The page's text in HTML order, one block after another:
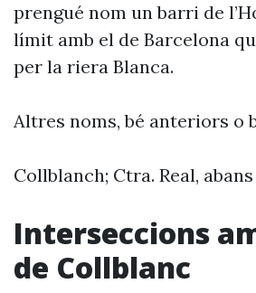
prengué nom un barri de
límit amb el de Barcelona
per la riera Blanca.
Altres noms, bé anteriors o
Collblanch; Ctra. Real, abans
Interseccions
de Collblanc